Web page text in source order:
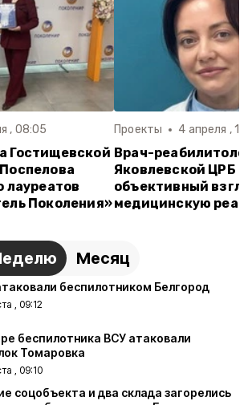
, 08:05
Гостищевской
лауреатов
Поколения»
Проекты 4 апреля ,
Врач-реабилитолог
Яковлевской ЦРБ
объективный
медицинскую
Месяц
беспилотником Белгород
, 09:12
беспилотника ВСУ атаковали
Томаровка
, 09:10
соцобъекта и два склада загорелись